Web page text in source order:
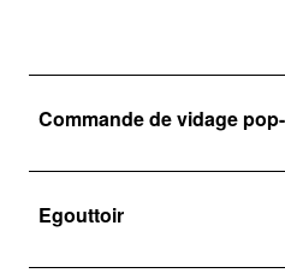
Commande de vidage
Egouttoir